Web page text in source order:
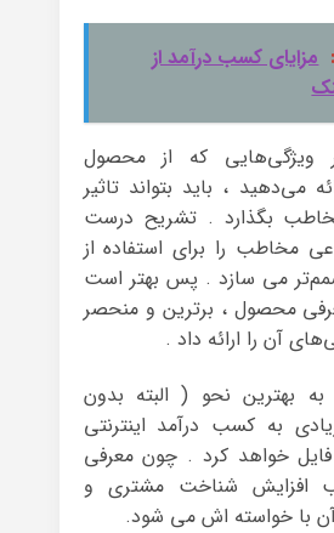
مزایای کسب درآمد از
ویژگی‌هایی که از محصول
می‌دهید ، باید بتواند تاثیر
بگذارد . تشریح درست
مخاطب را برای استفاده از
می سازد . پس بهتر است
محصول ، برترین و منحصر
آن را ارائه داد .
بهترین نحو ( البته بدون
به کسب درآمد اینترنتی
خواهد کرد . چون معرفی
افزایش شناخت مشتری و
با خواسته اش می شود.